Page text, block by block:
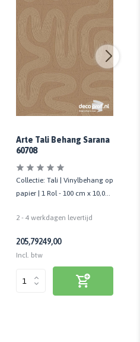
Arte Tali Behang Sarana
60708
Collectie: Tali | Vinylbehang op
papier | 1 Rol - 100 cm x 10,05
2 - 4 werkdagen levertijd
205,79249,00
Incl. btw